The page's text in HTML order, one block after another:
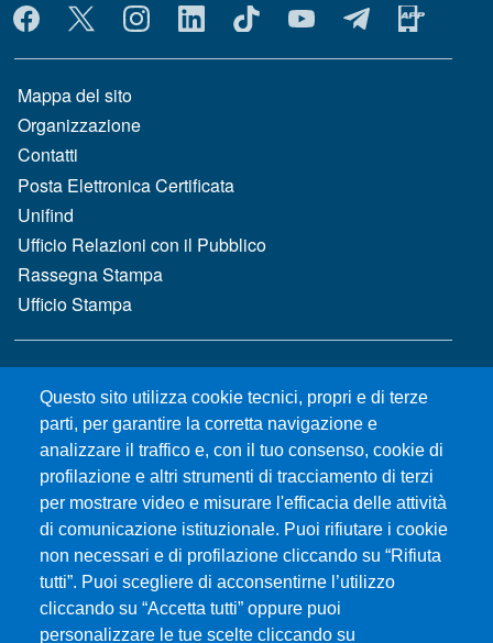
Questo sito utilizza cookie tecnici, propri e di terze
parti, per garantire la corretta navigazione e
analizzare il traffico e, con il tuo consenso, cookie di
profilazione e altri strumenti di tracciamento di terzi
per mostrare video e misurare l'efficacia delle attività
di comunicazione istituzionale. Puoi rifiutare i cookie
non necessari e di profilazione cliccando su “Rifiuta
tutti”. Puoi scegliere di acconsentirne l’utilizzo
cliccando su “Accetta tutti” oppure puoi
personalizzare le tue scelte cliccando su
MENÙ SOCIAL
MENÙ FOOTER 1
Mappa del sito
Organizzazione
Contatti
Posta Elettronica Certificata
Unifind
Ufficio Relazioni con il Pubblico
Rassegna Stampa
Ufficio Stampa
MENÙ FOOTER 2
Gare d'appalto
Albo online
CIAM - Servizi Informatici
Brand Identity
Elenco siti tematici
Servizi per Disabilità e DSA
Sostieni Unime
Performance - trasparenza